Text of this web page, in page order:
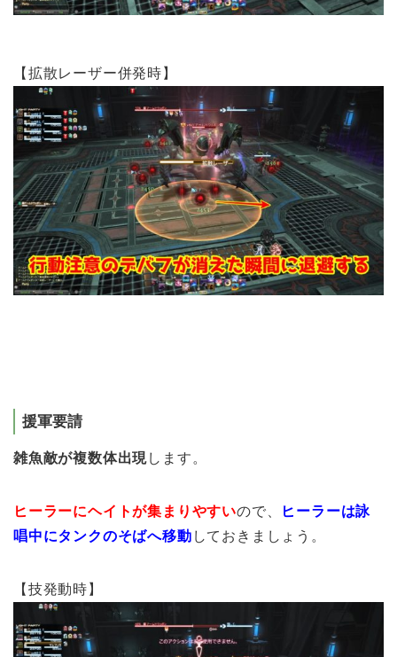
【拡散レーザー併発時】
援軍要請
雑魚敵が複数体出現します。
ヒーラーにヘイトが集まりやすいので、
ヒーラーは詠
唱中にタンクのそばへ移動 しておきましょう。
【技発動時】